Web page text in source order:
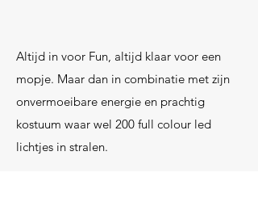
Altijd in voor Fun, altijd klaar voor een
mopje. Maar dan in combinatie met zijn
onvermoeibare energie en prachtig
kostuum waar wel 200 full colour led
lichtjes in stralen.